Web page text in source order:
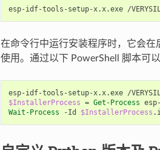
在命令行中运行安装程序时，它会
使用。通过以下 PowerShell 脚本可
esp-idf-tools-setup-x.x.exe /
$InstallerProcess = Get-Process
Wait-Process
-Id $InstallerProcess .